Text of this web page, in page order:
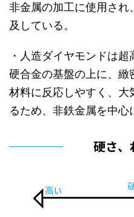
非金属の加工に使用さ
及している。
・人造ダイヤモンドは
硬合金の基盤の上に、緻
材料に反応しやすく、大
るため、非鉄金属を中心
硬さ、